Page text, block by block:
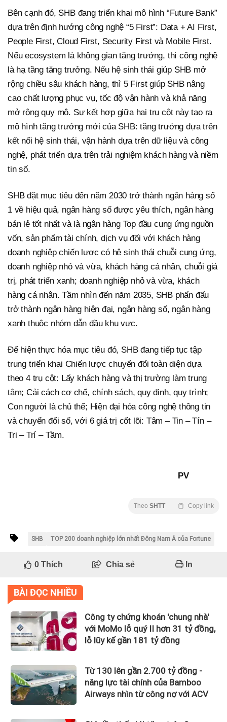
Bên cạnh đó, SHB đang triển khai mô hình “Future Bank”
dựa trên định hướng công nghệ “5 First”: Data + AI First,
People First, Cloud First, Security First và Mobile First.
Nếu ecosystem là không gian tăng trưởng, thì công nghệ
là hạ tầng tăng trưởng. Nếu hệ sinh thái giúp SHB mở
rộng chiều sâu khách hàng, thì 5 First giúp SHB nâng
cao chất lượng phục vụ, tốc độ vận hành và khả năng
mở rộng quy mô. Sự kết hợp giữa hai trụ cột này tạo ra
mô hình tăng trưởng mới của SHB: tăng trưởng dựa trên
kết nối hệ sinh thái, vận hành dựa trên dữ liệu và công
nghệ, phát triển dựa trên trải nghiệm khách hàng và niềm
tin số.
SHB đặt mục tiêu đến năm 2030 trở thành ngân hàng số
1 về hiệu quả, ngân hàng số được yêu thích, ngân hàng
bán lẻ tốt nhất và là ngân hàng Top đầu cung ứng nguồn
vốn, sản phẩm tài chính, dịch vụ đối với khách hàng
doanh nghiệp chiến lược có hệ sinh thái chuỗi cung ứng,
doanh nghiệp nhỏ và vừa, khách hàng cá nhân, chuỗi giá
trị, phát triển xanh; doanh nghiệp nhỏ và vừa, khách
hàng cá nhân. Tầm nhìn đến năm 2035, SHB phấn đấu
trở thành ngân hàng hiện đại, ngân hàng số, ngân hàng
xanh thuộc nhóm dẫn đầu khu vực.
Để hiện thực hóa mục tiêu đó, SHB đang tiếp tục tập
trung triển khai Chiến lược chuyển đổi toàn diện dựa
theo 4 trụ cột: Lấy khách hàng và thị trường làm trung
tâm; Cải cách cơ chế, chính sách, quy định, quy trình;
Con người là chủ thể; Hiện đại hóa công nghệ thông tin
và chuyển đổi số, với 6 giá trị cốt lõi: Tâm – Tin – Tín –
Tri – Trí – Tầm.
PV
Theo SHTT Copy link
SHB TOP 200 doanh nghiệp lớn nhất Đông Nam Á của Fortune
0Thích Chia sẻ In
BÀI ĐỌC NHIỀU
Công ty chứng khoán 'chung nhà'
với MoMo lỗ quý II hơn 31 tỷ đồng,
lỗ lũy kế gần 181 tỷ đồng
Từ 130 lên gần 2.700 tỷ đồng -
năng lực tài chính của Bamboo
Airways nhìn từ công nợ với ACV